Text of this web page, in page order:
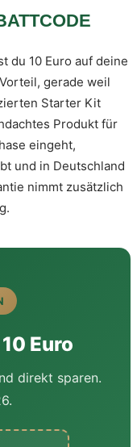
du 10 Euro auf deine
gerade weil
Starter Kit
Produkt für
eingeht,
und in Deutschland
nimmt zusätzlich
Euro
direkt sparen.